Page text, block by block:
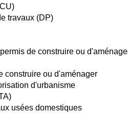
travaux (DP)
de construire ou
construire ou d'aménager
d'urbanisme
usées domestiques